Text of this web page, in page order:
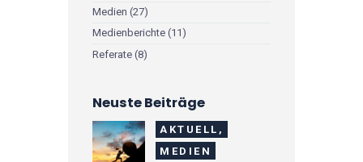
Medien (27)
Medienberichte (11)
Referate (8)
Neuste Beiträge
AKTUELL,
MEDIEN